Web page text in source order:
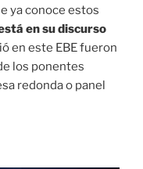
ya conoce estos
en su discurso
en este EBE fueron
los ponentes
redonda o panel